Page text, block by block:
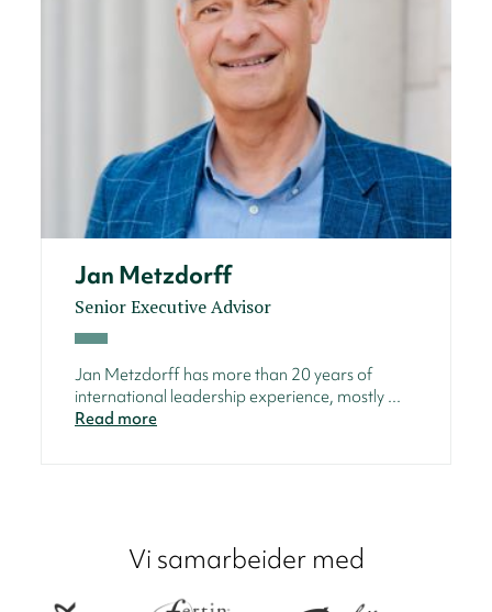
Jan Metzdorff
Senior Executive Advisor
Jan Metzdorff has more than 20 years of
international leadership experience, mostly ...
Read more
Vi samarbeider med